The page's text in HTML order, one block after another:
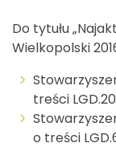
Do tytułu
Wielkopolski
treści
o treści